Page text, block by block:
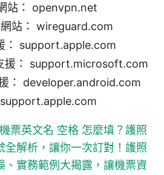
站： openvpn.net
站： wireguard.com
： support.apple.com
援： support.microsoft.com
： developer.android.com
機票英文名 空格 怎麼填？護照
全解析，讓你一次訂對！護照
、實務範例大揭露，讓機票資